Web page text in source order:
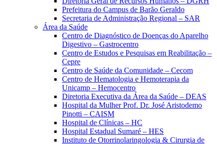
Prefeitura do Campus de Barão Geraldo
Secretaria de Administração Regional – SAR
Área da Saúde
Centro de Diagnóstico de Doenças do Aparelho
Digestivo – Gastrocentro
Centro de Estudos e Pesquisas em Reabilitação –
Cepre
Centro de Saúde da Comunidade – Cecom
Centro de Hematologia e Hemoterapia da
Unicamp – Hemocentro
Diretoria Executiva da Área da Saúde – DEAS
Hospital da Mulher Prof. Dr. José Aristodemo
Pinotti – CAISM
Hospital de Clínicas – HC
Hospital Estadual Sumaré – HES
Instituto de Otorrinolaringologia & Cirurgia de